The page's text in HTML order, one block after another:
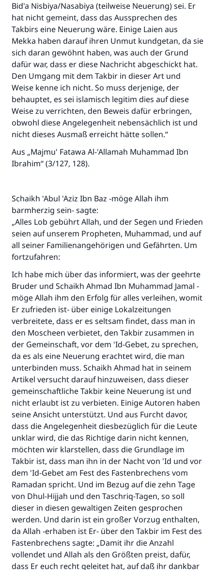
Bid'a Nisbiya/Nasabiya (teilweise Neuerung) sei. Er
hat nicht gemeint, dass das Aussprechen des
Takbirs eine Neuerung wäre. Einige Laien aus
Mekka haben darauf ihren Unmut kundgetan, da sie
sich daran gewöhnt haben, was auch der Grund
dafür war, dass er diese Nachricht abgeschickt hat.
Den Umgang mit dem Takbir in dieser Art und
Weise kenne ich nicht. So muss derjenige, der
behauptet, es sei islamisch legitim dies auf diese
Weise zu verrichten, den Beweis dafür erbringen,
obwohl diese Angelegenheit nebensächlich ist und
nicht dieses Ausmaß erreicht hätte sollen.“
Aus „Majmu' Fatawa Al-'Allamah Muhammad Ibn
Ibrahim“ (3/127, 128).
Schaikh 'Abul 'Aziz Ibn Baz -möge Allah ihm
barmherzig sein- sagte:
„Alles Lob gebührt Allah, und der Segen und Frieden
seien auf unserem Propheten, Muhammad, und auf
all seiner Familienangehörigen und Gefährten. Um
fortzufahren:
Ich habe mich über das informiert, was der geehrte
Bruder und Schaikh Ahmad Ibn Muhammad Jamal -
möge Allah ihm den Erfolg für alles verleihen, womit
Er zufrieden ist- über einige Lokalzeitungen
verbreitete, dass er es seltsam findet, dass man in
den Moscheen verbietet, den Takbir zusammen in
der Gemeinschaft, vor dem 'Id-Gebet, zu sprechen,
da es als eine Neuerung erachtet wird, die man
unterbinden muss. Schaikh Ahmad hat in seinem
Artikel versucht darauf hinzuweisen, dass dieser
gemeinschaftliche Takbir keine Neuerung ist und
nicht erlaubt ist zu verbieten. Einige Autoren haben
seine Ansicht unterstützt. Und aus Furcht davor,
dass die Angelegenheit diesbezüglich für die Leute
unklar wird, die das Richtige darin nicht kennen,
möchten wir klarstellen, dass die Grundlage im
Takbir ist, dass man ihn in der Nacht von 'Id und vor
dem 'Id-Gebet am Fest des Fastenbrechens vom
Ramadan spricht. Und im Bezug auf die zehn Tage
von Dhul-Hijjah und den Taschriq-Tagen, so soll
dieser in diesen gewaltigen Zeiten gesprochen
werden. Und darin ist ein großer Vorzug enthalten,
da Allah -erhaben ist Er- über den Takbir im Fest des
Fastenbrechens sagte: „Damit ihr die Anzahl
vollendet und Allah als den Größten preist, dafür,
dass Er euch recht geleitet hat, auf daß ihr dankbar